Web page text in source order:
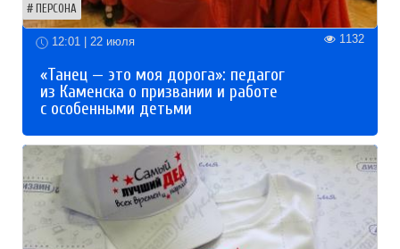
ПЕРСОНА
12:01 | 22 июля 1132
«Танец — это моя дорога»: педагог
из Каменска о призвании и работе
с особенными детьми